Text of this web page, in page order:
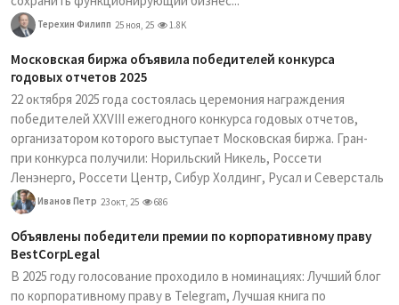
Терехин Филипп 25 ноя, 25 1.8K
Московская биржа объявила победителей конкурса
годовых отчетов 2025
22 октября 2025 года состоялась церемония награждения
победителей XXVIII ежегодного конкурса годовых отчетов,
организатором которого выступает Московская биржа. Гран-
при конкурса получили: Норильский Никель, Россети
Ленэнерго, Россети Центр, Сибур Холдинг, Русал и Северсталь
Иванов Петр 23 окт, 25 686
Объявлены победители премии по корпоративному праву
BestCorpLegal
В 2025 году голосование проходило в номинациях: Лучший блог
по корпоративному праву в Telegram, Лучшая книга по